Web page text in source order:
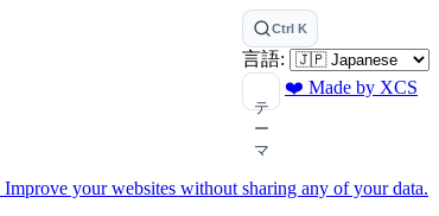
Ctrl K
言語:
テ
ー
マ
❤️ Made by XCS
Improve your websites without sharing any of your data.